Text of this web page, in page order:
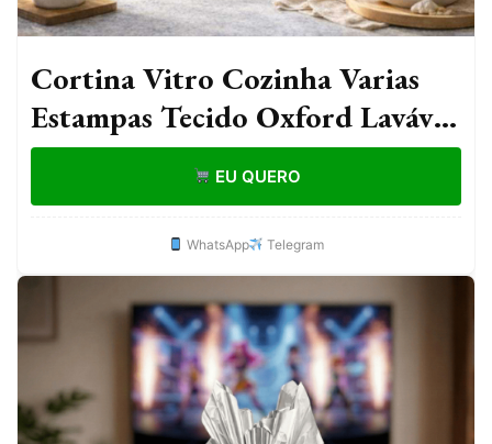
Cortina Vitro Cozinha Varias
Estampas Tecido Oxford Lavável
Casa Decoração Elegante Janela
EU QUERO
WhatsApp Telegram